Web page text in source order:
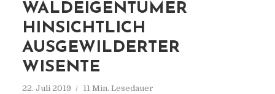
WALDEIGENTÜMER
HINSICHTLICH
AUSGEWILDERTER
WISENTE
22. Juli 2019 11 Min. Lesedauer